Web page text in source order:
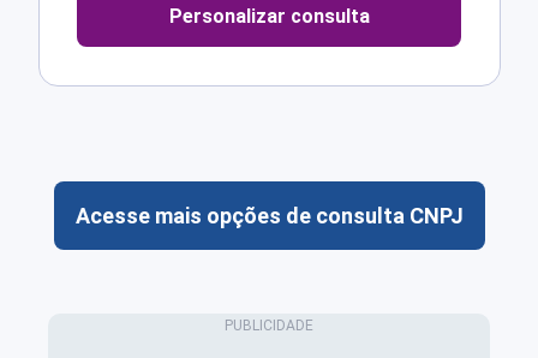
Personalizar consulta
Acesse mais opções de consulta CNPJ